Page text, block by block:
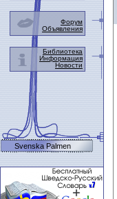
Форум
Объявления
Библиотека
Информация
Новости
Svenska Palmen